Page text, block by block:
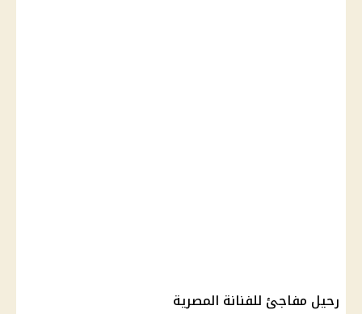
رحيل مفاجئ للفنانة المصرية